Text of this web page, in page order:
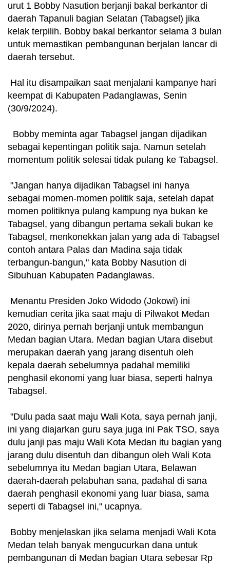
urut 1 Bobby Nasution berjanji bakal berkantor di
daerah Tapanuli bagian Selatan (Tabagsel) jika
kelak terpilih. Bobby bakal berkantor selama 3 bulan
untuk memastikan pembangunan berjalan lancar di
daerah tersebut.
Hal itu disampaikan saat menjalani kampanye hari
keempat di Kabupaten Padanglawas, Senin
(30/9/2024).
Bobby meminta agar Tabagsel jangan dijadikan
sebagai kepentingan politik saja. Namun setelah
momentum politik selesai tidak pulang ke Tabagsel.
"Jangan hanya dijadikan Tabagsel ini hanya
sebagai momen-momen politik saja, setelah dapat
momen politiknya pulang kampung nya bukan ke
Tabagsel, yang dibangun pertama sekali bukan ke
Tabagsel, menkonekkan jalan yang ada di Tabagsel
contoh antara Palas dan Madina saja tidak
terbangun-bangun," kata Bobby Nasution di
Sibuhuan Kabupaten Padanglawas.
Menantu Presiden Joko Widodo (Jokowi) ini
kemudian cerita jika saat maju di Pilwakot Medan
2020, dirinya pernah berjanji untuk membangun
Medan bagian Utara. Medan bagian Utara disebut
merupakan daerah yang jarang disentuh oleh
kepala daerah sebelumnya padahal memiliki
penghasil ekonomi yang luar biasa, seperti halnya
Tabagsel.
"Dulu pada saat maju Wali Kota, saya pernah janji,
ini yang diajarkan guru saya juga ini Pak TSO, saya
dulu janji pas maju Wali Kota Medan itu bagian yang
jarang dulu disentuh dan dibangun oleh Wali Kota
sebelumnya itu Medan bagian Utara, Belawan
daerah-daerah pelabuhan sana, padahal di sana
daerah penghasil ekonomi yang luar biasa, sama
seperti di Tabagsel ini," ucapnya.
Bobby menjelaskan jika selama menjadi Wali Kota
Medan telah banyak mengucurkan dana untuk
pembangunan di Medan bagian Utara sebesar Rp